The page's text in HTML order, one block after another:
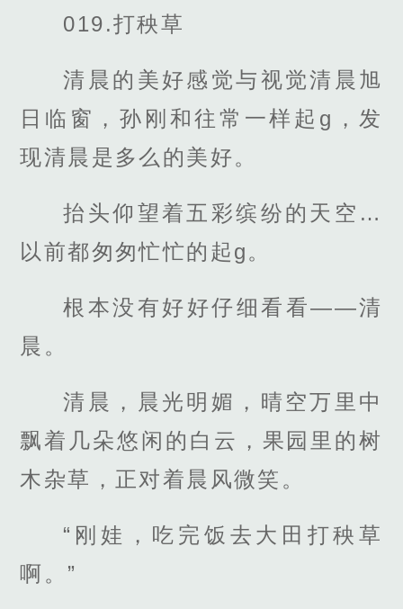
019.打秧草
清晨的美好感觉与视觉清晨旭
日临窗，孙刚和往常一样起g，发
现清晨是多么的美好。
抬头仰望着五彩缤纷的天空…
以前都匆匆忙忙的起g。
根本没有好好仔细看看――清
晨。
清晨，晨光明媚，晴空万里中
飘着几朵悠闲的白云，果园里的树
木杂草，正对着晨风微笑。
“刚娃，吃完饭去大田打秧草
啊。”